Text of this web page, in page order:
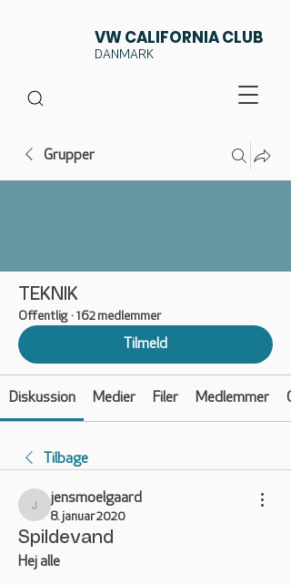
VW CALIFORNIA CLUB
DANMARK
Grupper
TEKNIK
Offentlig · 162 medlemmer
Tilmeld
Diskussion Medier Filer Medlemmer
Tilbage
jensmoelgaard
jensmoelgaard
8. januar 2020
Spildevand
Hej alle